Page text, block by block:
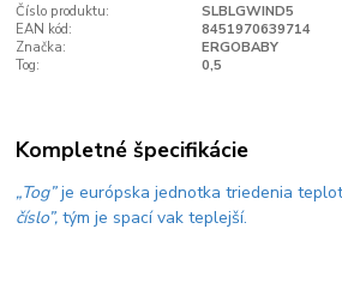
Číslo produktu:
SLBLGWIND5
EAN kód:
8451970639714
Značka:
ERGOBABY
Tog:
0,5
Kompletné špecifikácie
„Tog”je európska jednotka triedenia
číslo”,tým je spací vak teplejší.